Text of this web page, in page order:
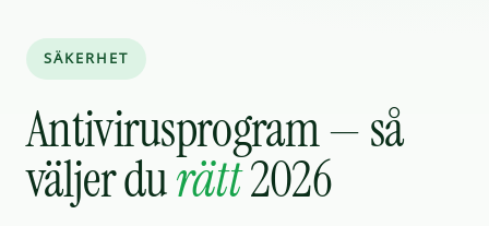
SÄKERHET
Antivirusprogram — så
väljer durätt2026